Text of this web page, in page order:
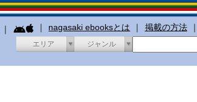
｜ ｜ nagasaki ebooksとは ｜ 掲載の方法 ｜
エリア ジャンル